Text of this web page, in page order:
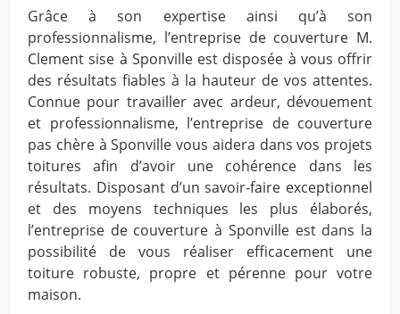
Grâce à son expertise ainsi qu’à son
professionnalisme, l’entreprise de couverture M.
Clement sise à Sponville est disposée à vous offrir
des résultats fiables à la hauteur de vos attentes.
Connue pour travailler avec ardeur, dévouement
et professionnalisme, l’entreprise de couverture
pas chère à Sponville vous aidera dans vos projets
toitures afin d’avoir une cohérence dans les
résultats. Disposant d’un savoir-faire exceptionnel
et des moyens techniques les plus élaborés,
l’entreprise de couverture à Sponville est dans la
possibilité de vous réaliser efficacement une
toiture robuste, propre et pérenne pour votre
maison.